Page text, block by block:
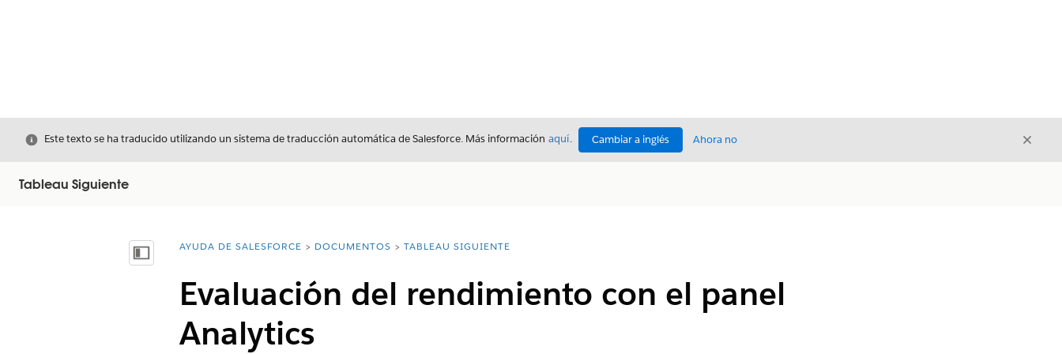
Cerrar
Este texto se ha traducido utilizando un sistema de traducción automática de Salesforce. Más información aquí. Cambiar a inglés Ahora no Cerrar
Tableau Siguiente
Mostrar índice de materias
Usted está aquí:
AYUDA DE SALESFORCE DOCUMENTOS TABLEAU SIGUIENTE
Evaluación del rendimiento con el panel
Analytics